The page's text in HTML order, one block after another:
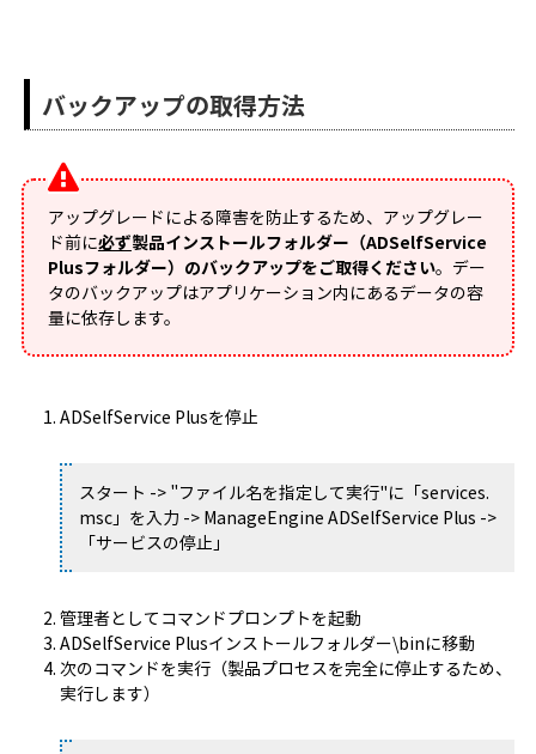
バックアップの取得方法
アップグレードによる障害を防止するため、アップグレー
ド前に必ず製品インストールフォルダー（ADSelfService
Plusフォルダー）のバックアップをご取得ください。デー
タのバックアップはアプリケーション内にあるデータの容
量に依存します。
ADSelfService Plusを停止
スタート -> "ファイル名を指定して実行"に「services.
msc」を入力 -> ManageEngine ADSelfService Plus ->
「サービスの停止」
管理者としてコマンドプロンプトを起動
ADSelfService Plusインストールフォルダー\binに移動
次のコマンドを実行（製品プロセスを完全に停止するため、
実行します）